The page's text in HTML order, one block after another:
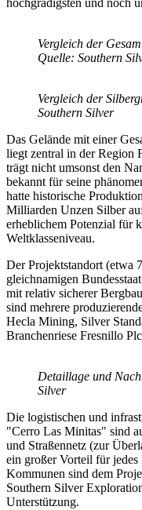
hochgradigsten und noch
Vergleich der
Quelle: Southern
Vergleich der
Southern Silver
Das Gelände mit einer
liegt zentral in der Region
trägt nicht umsonst den
bekannt für seine
hatte historische
Milliarden Unzen Silber
erheblichem Potenzial für
Weltklasseniveau.
Der Projektstandort (etwa
gleichnamigen
mit relativ sicherer
sind mehrere
Hecla Mining, Silver
Branchenriese Fresnillo
Detaillage und
Silver
Die logistischen und
"Cerro Las Minitas" sind
und Straßennetz (zur
ein großer Vorteil für
Kommunen sind dem
Southern Silver
Unterstützung.